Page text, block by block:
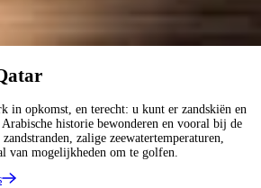
in opkomst, en terecht: u kunt er zandskiën en
Arabische historie bewonderen en vooral bij de
zalige zeewatertemperaturen,
van mogelijkheden om te golfen.